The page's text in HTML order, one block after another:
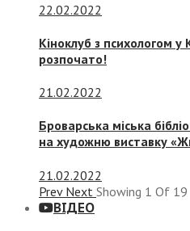
22.02.2022
Кіноклуб з психологом
розпочато!
21.02.2022
Броварська міська
на художню виставку
21.02.2022
Prev Next Showing 1 Of 19
ВІДЕО